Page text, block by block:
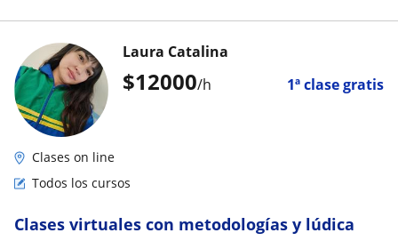
$12000/h 1ª clase gratis
Laura Catalina
Clases on line
Todos los cursos
Clases virtuales con metodologías y lúdica